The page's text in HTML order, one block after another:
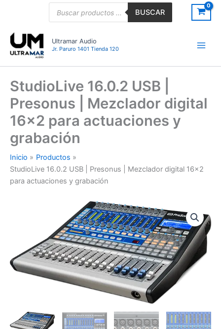
BUSCAR
Ultramar Audio
Jr. Paruro 1401 Tienda 120
StudioLive 16.0.2 USB |
Presonus | Mezclador digital
16×2 para actuaciones y
grabación
Inicio
Productos
StudioLive 16.0.2 USB | Presonus | Mezclador digital 16×2
para actuaciones y grabación
Presonus
Mezclador
digital
grabación